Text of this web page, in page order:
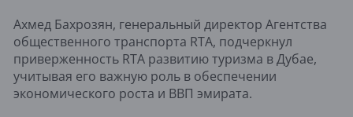
Ахмед Бахрозян, генеральный директор Агентства
общественного транспорта RTA, подчеркнул
приверженность RTA развитию туризма в Дубае,
учитывая его важную роль в обеспечении
экономического роста и ВВП эмирата.